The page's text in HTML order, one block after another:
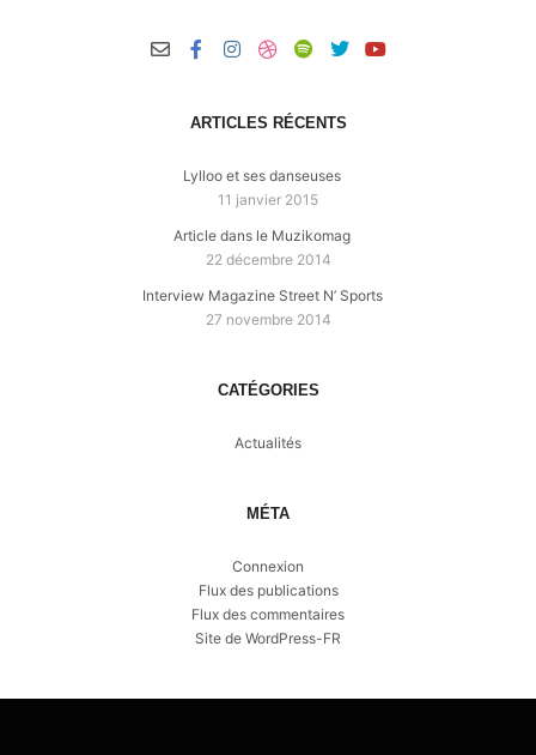
ARTICLES RÉCENTS
Lylloo et ses danseuses
11 janvier 2015
Article dans le Muzikomag
22 décembre 2014
Interview Magazine Street N’ Sports
27 novembre 2014
CATÉGORIES
Actualités
MÉTA
Connexion
Flux des publications
Flux des commentaires
Site de WordPress-FR